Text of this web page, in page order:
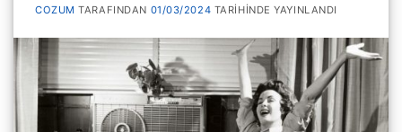
COZUM TARAFINDAN 01/03/2024 TARIHINDE YAYINLANDI